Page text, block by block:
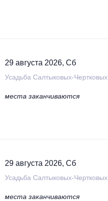
29 августа 2026, Сб
Усадьба Салтыковых-Чертковых
места заканчиваются
29 августа 2026, Сб
Усадьба Салтыковых-Чертковых
места заканчиваются